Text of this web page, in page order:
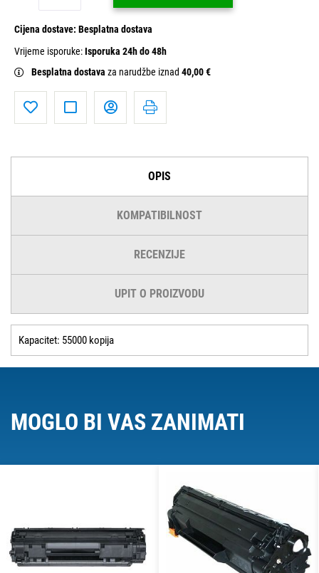
Cijena dostave: Besplatna dostava
Vrijeme isporuke:Isporuka 24h do 48h
Besplatna dostava za narudžbe iznad 40,00 €
OPIS
KOMPATIBILNOST
RECENZIJE
UPIT O PROIZVODU
Kapacitet: 55000 kopija
MOGLO BI VAS ZANIMATI